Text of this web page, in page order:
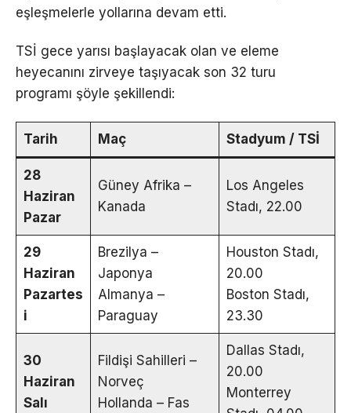
eşleşmelerle yollarına devam etti.
TSİ gece yarısı başlayacak olan ve eleme
heyecanını zirveye taşıyacak son 32 turu
programı şöyle şekillendi:
Tarih Maç Stadyum / TSİ
28
Haziran
Pazar
Güney Afrika –
Kanada
Los Angeles
Stadı, 22.00
29
Haziran
Pazartes
i
Brezilya –
Japonya
Almanya –
Paraguay
Houston Stadı,
20.00
Boston Stadı,
23.30
30
Haziran
Salı
Fildişi Sahilleri –
Norveç
Hollanda – Fas
Dallas Stadı,
20.00
Monterrey